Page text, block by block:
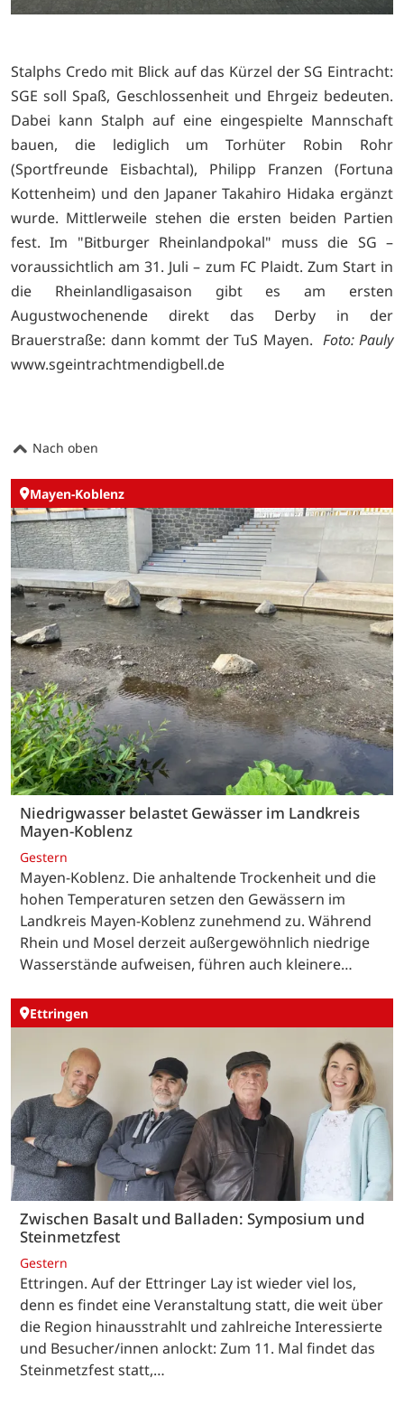
Stalphs Credo mit Blick auf das Kürzel der SG Eintracht:
SGE soll Spaß, Geschlossenheit und Ehrgeiz bedeuten.
Dabei kann Stalph auf eine eingespielte Mannschaft
bauen, die lediglich um Torhüter Robin Rohr
(Sportfreunde Eisbachtal), Philipp Franzen (Fortuna
Kottenheim) und den Japaner Takahiro Hidaka ergänzt
wurde. Mittlerweile stehen die ersten beiden Partien
fest. Im "Bitburger Rheinlandpokal" muss die SG –
voraussichtlich am 31. Juli – zum FC Plaidt. Zum Start in
die Rheinlandligasaison gibt es am ersten
Augustwochenende direkt das Derby in der
Brauerstraße: dann kommt der TuS Mayen. Foto: Pauly
www.sgeintrachtmendigbell.de
Nach oben
Mayen-Koblenz
Niedrigwasser belastet Gewässer im Landkreis
Mayen-Koblenz
Gestern
Mayen-Koblenz. Die anhaltende Trockenheit und die
hohen Temperaturen setzen den Gewässern im
Landkreis Mayen-Koblenz zunehmend zu. Während
Rhein und Mosel derzeit außergewöhnlich niedrige
Wasserstände aufweisen, führen auch kleinere…
Ettringen
Zwischen Basalt und Balladen: Symposium und
Steinmetzfest
Gestern
Ettringen. Auf der Ettringer Lay ist wieder viel los,
denn es findet eine Veranstaltung statt, die weit über
die Region hinausstrahlt und zahlreiche Interessierte
und Besucher/innen anlockt: Zum 11. Mal findet das
Steinmetzfest statt,…